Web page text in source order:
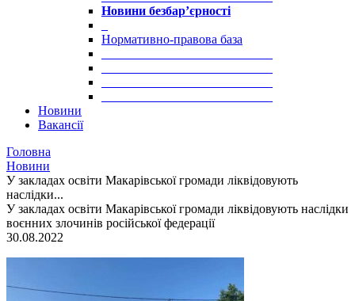
Новини безбар’єрності
Нормативно-правова база
Новини
Вакансії
Головна
Новини
У закладах освіти Макарівської громади ліквідовують
наслідки...
У закладах освіти Макарівської громади ліквідовують наслідки
воєнних злочинів російської федерації
30.08.2022